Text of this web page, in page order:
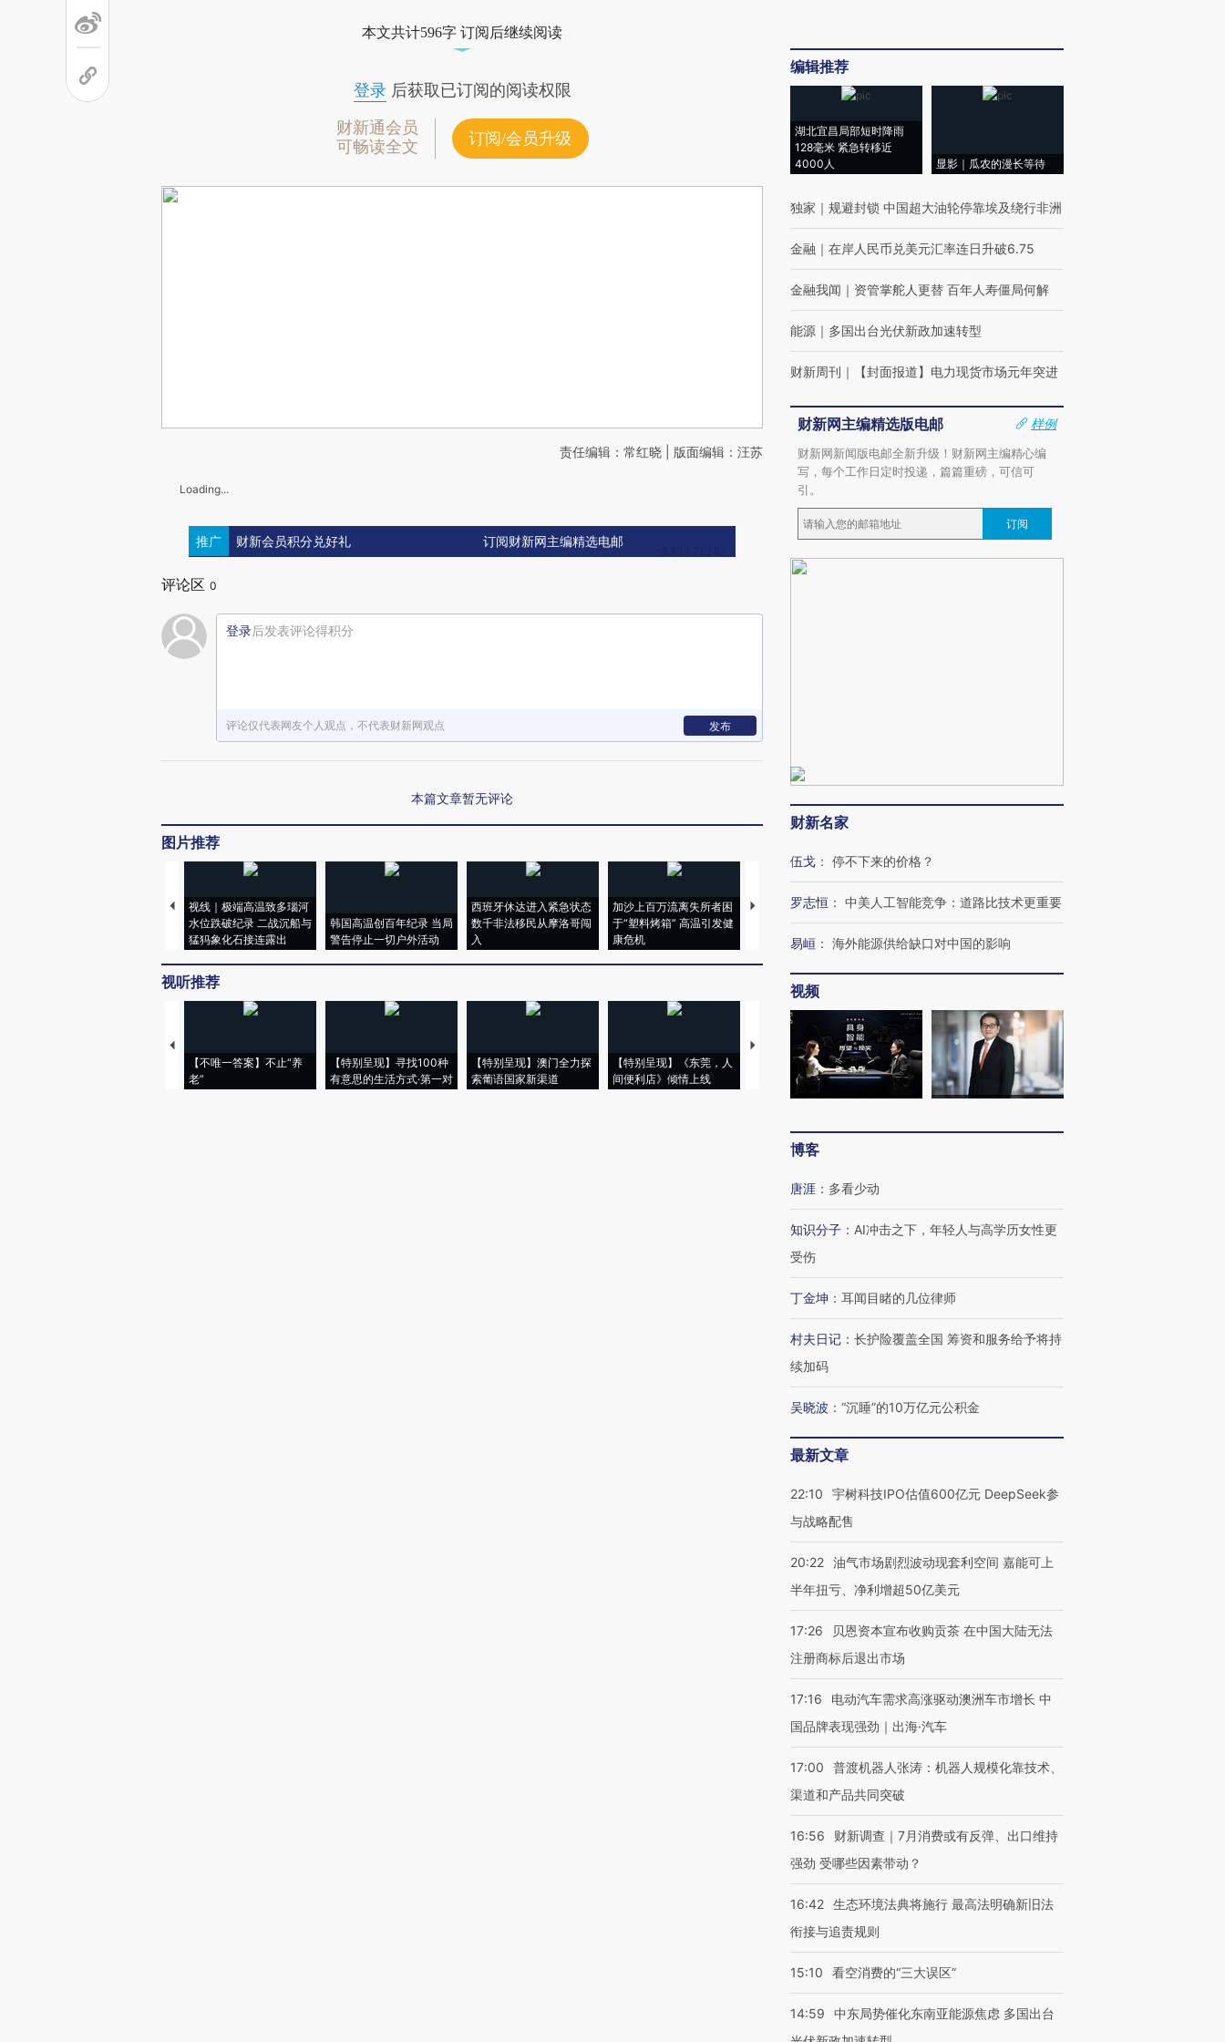
本文共计596字 订阅后继续阅读
登录后获取已订阅的阅读权限
财新通会员
可畅读全文
订阅/会员升级
责任编辑：常红晓 | 版面编辑：汪苏
Loading...
推广 财新会员积分兑好礼 订阅财新网主编精选电邮
评论区 0
登录后发表评论得积分
评论仅代表网友个人观点，不代表财新网观点 发布
本篇文章暂无评论
图片推荐
视线｜极端高温致多瑙河
水位跌破纪录 二战沉船与
猛犸象化石接连露出
韩国高温创百年纪录 当局
警告停止一切户外活动
西班牙休达进入紧急状态
数千非法移民从摩洛哥闯
入
加沙上百万流离失所者困
于“塑料烤箱” 高温引发健
康危机
视线｜HYROX的吸金
术：是什么让中产们甘
心“花钱找虐”？
马航飞行员跨国走私7万
粒摇头丸 尿检体内含3种
毒品
视线｜被称为“蟑螂”的印
度Z世代 用街头抗争将教
视听推荐
【不唯一答案】不止“养
老”
【特别呈现】寻找100种
有意思的生活方式·第一对
【特别呈现】澳门全力探
索葡语国家新渠道
【特别呈现】《东莞，人
间便利店》倾情上线
【推广】走进第四届链博
会，让数智科技“链”接产
【特别呈现】寻找100种
有意思的生活方式·第三对
【商旅对话】华住集团
CFO：不靠规模取胜，华
住三大增长引擎是什么？
编辑推荐
湖北宜昌局部短时降雨
128毫米 紧急转移近
4000人
显影｜瓜农的漫长等待
独家 ｜ 规避封锁 中国超大油轮停靠埃及绕行非洲
金融 ｜ 在岸人民币兑美元汇率连日升破6.75
金融我闻 ｜ 资管掌舵人更替 百年人寿僵局何解
能源 ｜ 多国出台光伏新政加速转型
财新周刊 ｜ 【封面报道】电力现货市场元年突进
财新网主编精选版电邮
样例
财新网新闻版电邮全新升级！财新网主编精心编
写，每个工作日定时投递，篇篇重磅，可信可
引。
订阅
财新名家
伍戈 ： 停不下来的价格？
罗志恒 ： 中美人工智能竞争：道路比技术更重要
易峘 ： 海外能源供给缺口对中国的影响
视频
博客
唐涯 ： 多看少动
知识分子 ： AI冲击之下，年轻人与高学历女性更
受伤
丁金坤 ： 耳闻目睹的几位律师
村夫日记 ： 长护险覆盖全国 筹资和服务给予将持
续加码
吴晓波 ： “沉睡”的10万亿元公积金
最新文章
22:10
宇树科技IPO估值600亿元 DeepSeek参
与战略配售
20:22 油气市场剧烈波动现套利空间 嘉能可上
半年扭亏、净利增超50亿美元
17:26
贝恩资本宣布收购贡茶 在中国大陆无法
注册商标后退出市场
17:16
电动汽车需求高涨驱动澳洲车市增长 中
国品牌表现强劲｜出海·汽车
17:00
普渡机器人张涛：机器人规模化靠技术、
渠道和产品共同突破
16:56
财新调查｜7月消费或有反弹、出口维持
强劲 受哪些因素带动？
16:42 生态环境法典将施行 最高法明确新旧法
衔接与追责规则
15:10 看空消费的“三大误区”
14:59
中东局势催化东南亚能源焦虑 多国出台